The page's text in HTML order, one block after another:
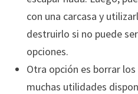
con una carcasa y
destruirlo si no puede
opciones.
Otra opción es borrar
muchas utilidades